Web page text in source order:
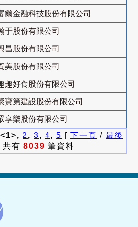
爾金融科技股份有限公司
于股份有限公司
昌股份有限公司
美股份有限公司
趣好食股份有限公司
寶第建設股份有限公司
享樂股份有限公司
<1>, 2 , 3, 4, 5 [ 下一頁 / 最後
共有 8039 筆資料